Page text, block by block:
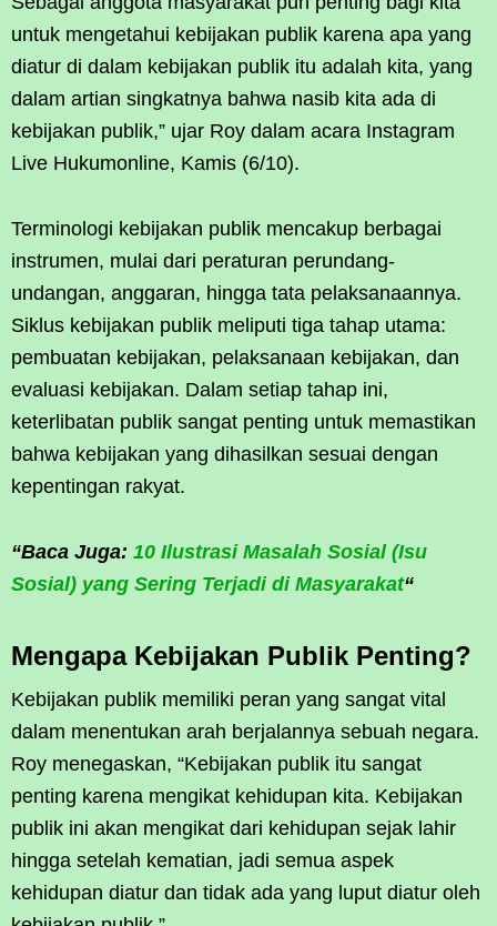
untuk mengetahui kebijakan publik karena apa yang
diatur di dalam kebijakan publik itu adalah kita, yang
dalam artian singkatnya bahwa nasib kita ada di
kebijakan publik,” ujar Roy dalam acara Instagram
Live Hukumonline, Kamis (6/10).
Terminologi kebijakan publik mencakup berbagai
instrumen, mulai dari peraturan perundang-
undangan, anggaran, hingga tata pelaksanaannya.
Siklus kebijakan publik meliputi tiga tahap utama:
pembuatan kebijakan, pelaksanaan kebijakan, dan
evaluasi kebijakan. Dalam setiap tahap ini,
keterlibatan publik sangat penting untuk memastikan
bahwa kebijakan yang dihasilkan sesuai dengan
kepentingan rakyat.
“Baca Juga: 10 Ilustrasi Masalah Sosial (Isu
Sosial) yang Sering Terjadi di Masyarakat“
Mengapa Kebijakan Publik Penting?
Kebijakan publik memiliki peran yang sangat vital
dalam menentukan arah berjalannya sebuah negara.
Roy menegaskan, “Kebijakan publik itu sangat
penting karena mengikat kehidupan kita. Kebijakan
publik ini akan mengikat dari kehidupan sejak lahir
hingga setelah kematian, jadi semua aspek
kehidupan diatur dan tidak ada yang luput diatur oleh